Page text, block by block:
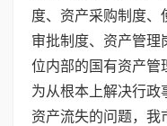
度、资产采购制度、
审批制度、资产管理
位内部的国有资产管
为从根本上解决行政
资产流失的问题，我